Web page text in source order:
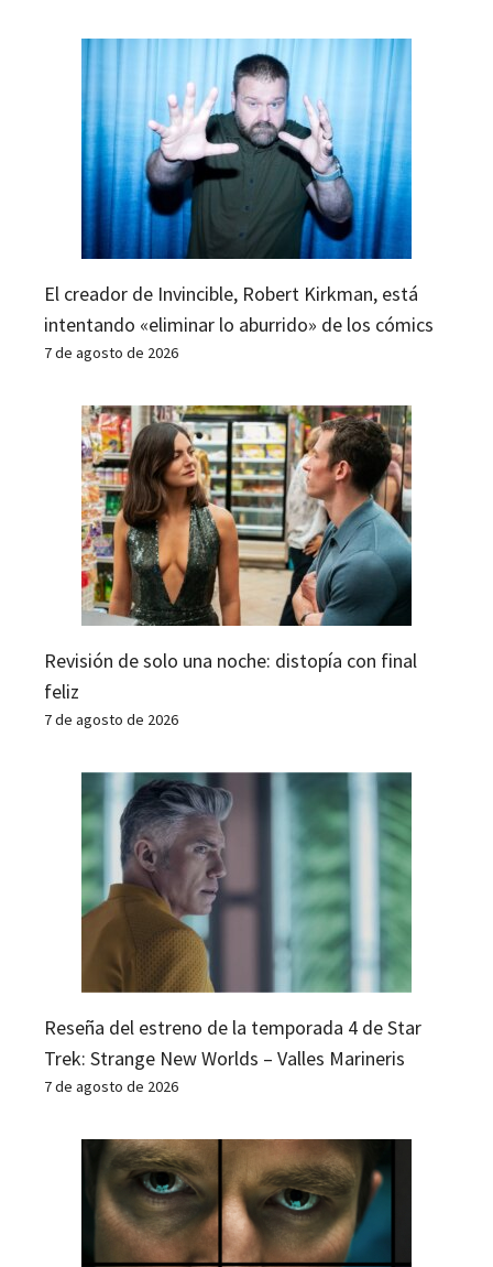
El creador de Invincible, Robert Kirkman, está
intentando «eliminar lo aburrido» de los cómics
7 de agosto de 2026
Revisión de solo una noche: distopía con final
feliz
7 de agosto de 2026
Reseña del estreno de la temporada 4 de Star
Trek: Strange New Worlds – Valles Marineris
7 de agosto de 2026